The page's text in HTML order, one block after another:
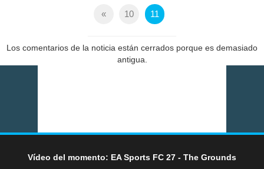
« 10 11
Los comentarios de la noticia están cerrados porque es demasiado
antigua.
Vídeo del momento: EA Sports FC 27 - The Grounds